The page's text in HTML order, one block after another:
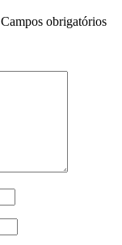
Campos obrigatórios